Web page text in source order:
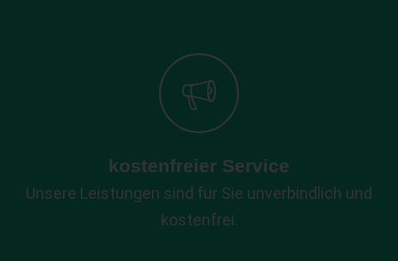
kostenfreier Service
Unsere Leistungen sind für Sie unverbindlich und
kostenfrei.